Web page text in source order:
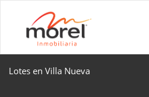
Lotes en Villa Nueva